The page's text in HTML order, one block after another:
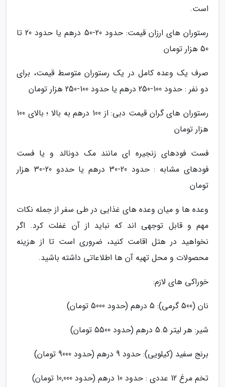
است.
رستوران های ارزان قیمت: حدود 20-50 درهم یا حدود 20 تا
50 هزار تومان
صرف یک وعده کامل در یک رستوران متوسط قیمت، برای
دو نفر : حدود 100-250 درهم یا حدود 100-250 هزار تومان
رستوران های گران قیمت دبی: از 100 درهم به بالا ؛ بالای 100
هزار تومان
فست فودهای زنجیره ای مانند مک دونالد و یا فست
فودهای مشابه : حدود 20-30 درهم یا حددو 20-30 هزار
تومان
وعده ها و میان وعده های غذایی در طی سفر از جمله نکات
مهم و قابل توجهی اند که نباید از آن غفلت کرد. اگر
نخواهید در هتل اقامت کنید، ضروری است تا از هزینه
محصولات و محل تهیه آن ها اطلاعاتی داشته باشید.
خوراکی های لازم:
نان (500 گرمی): 5 درهم (حدود 5000 تومان)
شیر: هر لیتر 5.5 درهم (حدود 5500 تومان)
برنج سفید (کیلویی): حدود 9 درهم (حدود 9000 تومان)
تخم مرغ 12 عددی : حدود 10 درهم (حدود 10,000 تومان)